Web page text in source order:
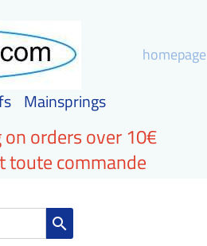
homepage
Mainsprings
orders over 10€
toute commande
search